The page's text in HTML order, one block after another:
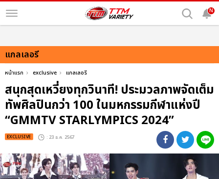
N
แกลเลอรี
หน้าแรก exclusive แกลเลอรี
สนุกสุดเหวี่ยงทุกวินาที! ประมวลภาพจัดเต็ม
ทัพศิลปินกว่า 100 ในมหกรรมกีฬาแห่งปี
“GMMTV STARLYMPICS 2024”
EXCLUSIVE : 23 ธ.ค. 2567